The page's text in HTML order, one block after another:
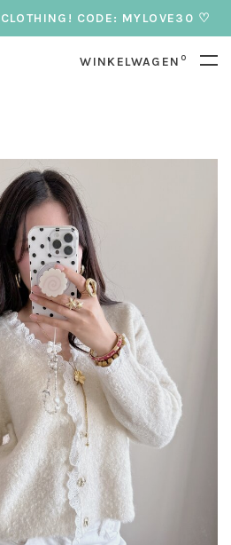
CODE: MYLOVE30 ♡
WINKELWAGEN 0